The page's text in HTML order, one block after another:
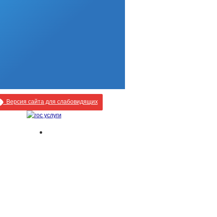
Версия сайта для слабовидящих